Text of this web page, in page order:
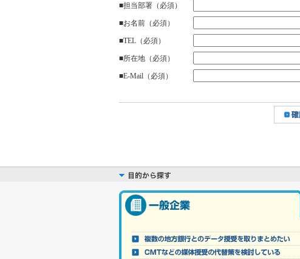
■担当部署（必須）
■お名前（必須）
■TEL（必須）
■所在地（必須）
■E-Mail（必須）